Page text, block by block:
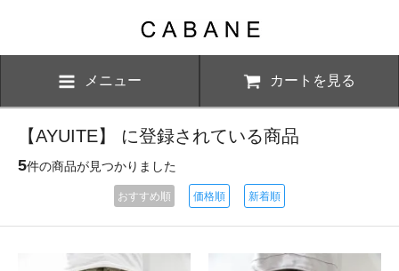
メニュー カートを見る
【AYUITE】 に登録されている商品
5件の商品が見つかりました
おすすめ順 価格順 新着順